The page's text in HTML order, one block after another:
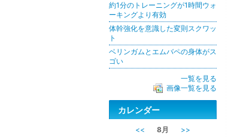
約1分のトレーニングが1時間ウォ
ーキングより有効
体幹強化を意識した変則スクワッ
ト
ベリンガムとエムバペの身体がス
ゴい
一覧を見る
画像一覧を見る
カレンダー
<< 8月
>>